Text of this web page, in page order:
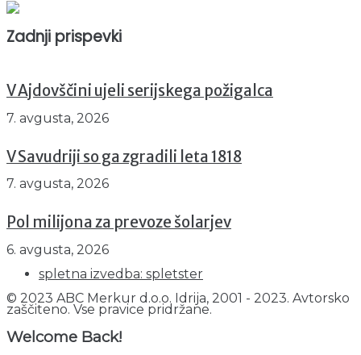
Zadnji prispevki
V Ajdovščini ujeli serijskega požigalca
7. avgusta, 2026
V Savudriji so ga zgradili leta 1818
7. avgusta, 2026
Pol milijona za prevoze šolarjev
6. avgusta, 2026
spletna izvedba: spletster
© 2023 ABC Merkur d.o.o. Idrija, 2001 - 2023. Avtorsko
zaščiteno. Vse pravice pridržane.
Welcome Back!